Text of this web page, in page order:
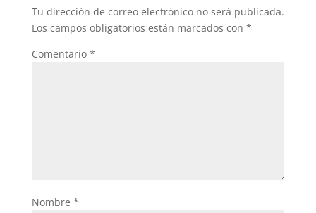
Tu dirección de correo electrónico no será publicada.
Los campos obligatorios están marcados con *
Comentario *
Nombre *